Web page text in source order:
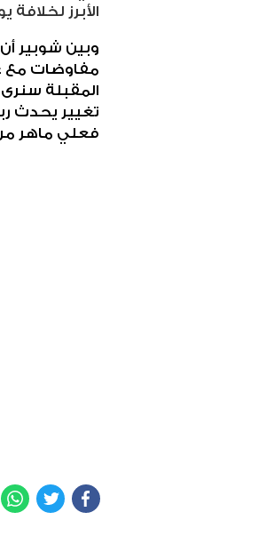
الأبرز
وبين شوبير
مفاوضات مع
المقبلة
تغيير يحدث
فعلي ماهر
Facebook
Twitter